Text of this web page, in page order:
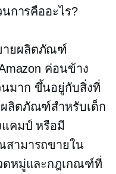
นการคืออะไร?
ยผลิตภัณฑ์
ค่อนข้าง
มาก ขึ้นอยู่กับสิ่งที่
ลิตภัณฑ์สำหรับเด็ก
คมป์ หรือมี
ามารถขายใน
ดหมู่และกฎเกณฑ์ที่